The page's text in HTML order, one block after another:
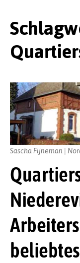
Sascha Fijneman |